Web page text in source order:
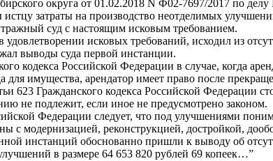
округа от 01.02.2018 N Ф02-7697/2017 по
затраты на производство неотделимых
суд с настоящим исковым требованием.
исковых требований, исходил из
выводы суда первой инстанции.
кодекса Российской Федерации в случае, когда
для имущества, арендатор имеет право после
623 Гражданского кодекса Российской Федерации
не подлежит, если иное не предусмотрено законом.
Федерации следует, что под улучшениями
с модернизацией, реконструкцией, достройкой,
инстанций обоснованно пришли к выводу об
в размере 64 653 820 рублей 69 копеек…”